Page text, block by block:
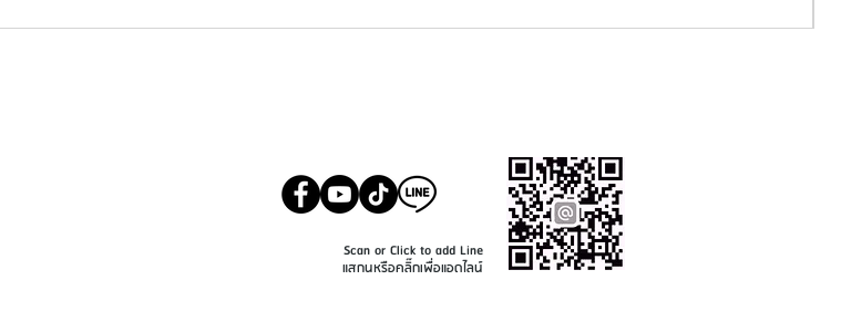
Scan or Click to add Line
แสกนหรือคลิ๊กเพื่อแอดไลน์